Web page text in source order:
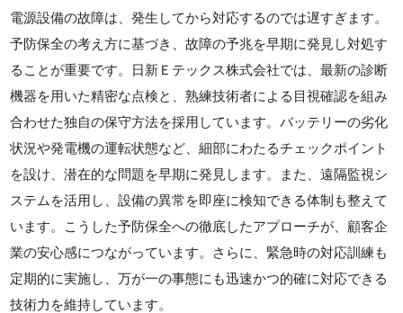
電源設備の故障は、発生してから対応するのでは遅すぎます。
予防保全の考え方に基づき、故障の予兆を早期に発見し対処す
ることが重要です。日新Ｅテックス株式会社では、最新の診断
機器を用いた精密な点検と、熟練技術者による目視確認を組み
合わせた独自の保守方法を採用しています。バッテリーの劣化
状況や発電機の運転状態など、細部にわたるチェックポイント
を設け、潜在的な問題を早期に発見します。また、遠隔監視シ
ステムを活用し、設備の異常を即座に検知できる体制も整えて
います。こうした予防保全への徹底したアプローチが、顧客企
業の安心感につながっています。さらに、緊急時の対応訓練も
定期的に実施し、万が一の事態にも迅速かつ的確に対応できる
技術力を維持しています。